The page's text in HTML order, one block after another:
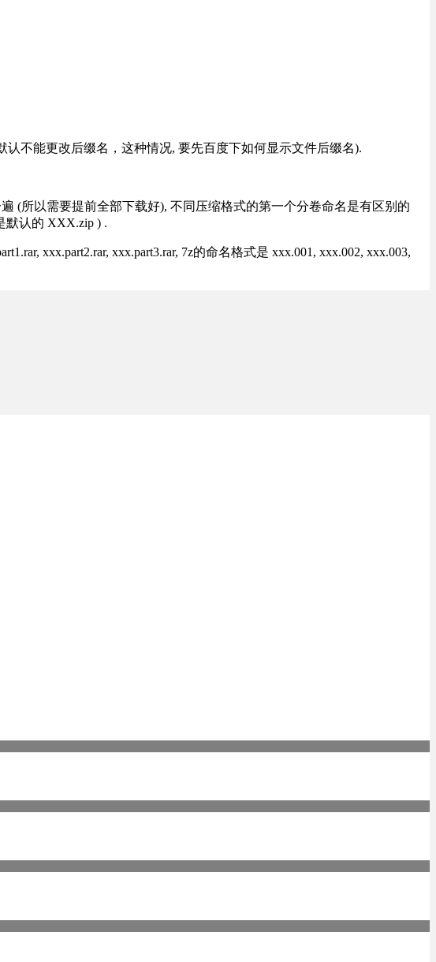
不能更改后缀名，这种情况, 要先百度下如何显示文件后缀名).
(所以需要提前全部下载好), 不同压缩格式的第一个分卷命名是有区别的
默认的 XXX.zip ) .
xxx.part2.rar, xxx.part3.rar, 7z的命名格式是 xxx.001, xxx.002, xxx.003,